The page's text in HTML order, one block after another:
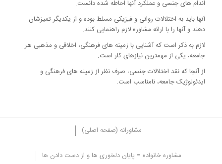
اندام های جنسی و عملکرد آنها احاطه شده دانست.
آنها باید به اختلالات روانی و فیزیکی مسلط بوده و از یکدیگر تمیزشان
دهند و آنها را با ارائه مشاوره لازم راهنمایی کنند.
لازم به ذکر است که آشنایی با زمینه های فرهنگی، اخلاقی و مذهبی هر
جامعه، یکی از مهمترین نیازهای کار است.
از آنجا که نقد اختلالات جنسی، صرف نظر از زمینه های فرهنگی و
ایدئولوژیک جامعه، نامناسب است.
مشاورانه (صفحه اصلی)
مشاوره خانواده = پایان دلخوری ها و از دست دادن ها